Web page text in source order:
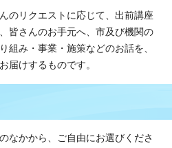
のリクエストに応じて、出前講座
皆さんのお手元へ、市及び機関の
組み・事業・施策などのお話を、
届けするものです。
なかから、ご自由にお選びくださ